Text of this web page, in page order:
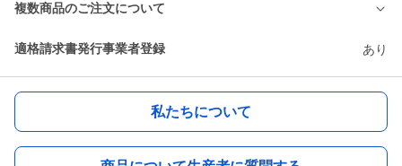
複数商品のご注文について
適格請求書発行事業者登録 あり
私たちについて